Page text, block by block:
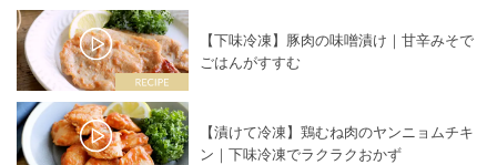
【下味冷凍】豚肉の味噌漬け｜甘辛みそで
ごはんがすすむ
【漬けて冷凍】鶏むね肉のヤンニョムチキ
ン｜下味冷凍でラクラクおかず